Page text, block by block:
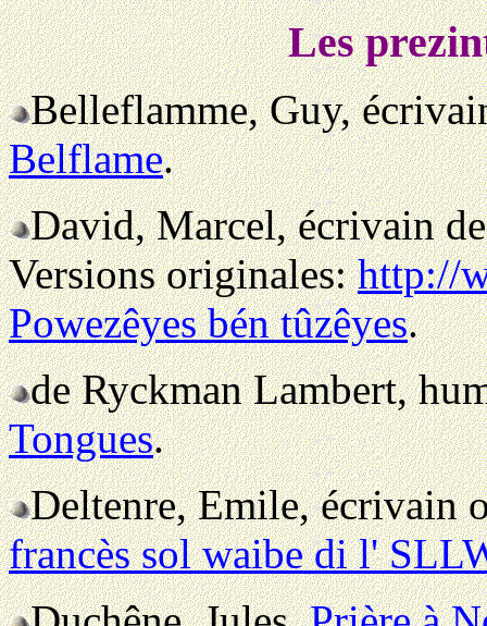
Les
Belleflamme, Guy,
Belflame.
David, Marcel, écrivain
Versions originales:http://
Powezêyes bén tûzêyes.
de Ryckman Lambert,
Tongues.
Deltenre, Emile, écrivain
francès sol waibe di l'